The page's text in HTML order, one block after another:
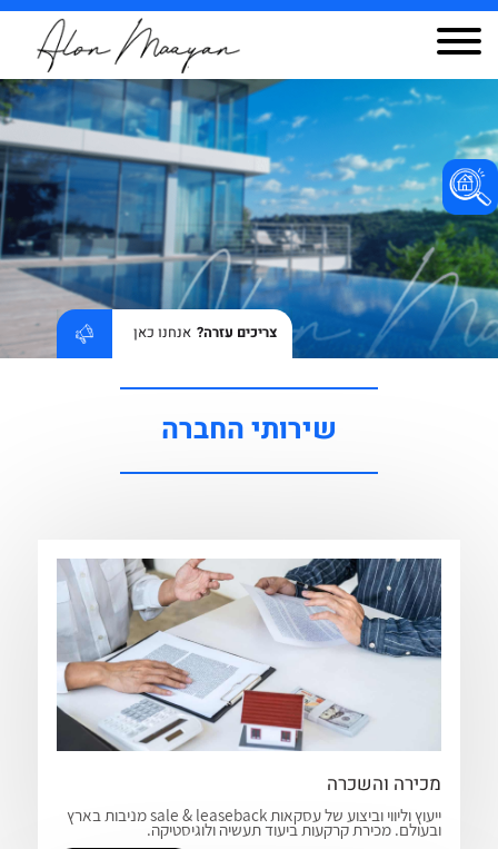
צריכים עזרה? אנחנו כאן
שירותי החברה
מכירה והשכרה
ייעוץ וליווי וביצוע של עסקאות sale & leaseback מניבות בארץ
ובעולם. מכירת קרקעות ביעוד תעשיה ולוגיסטיקה.